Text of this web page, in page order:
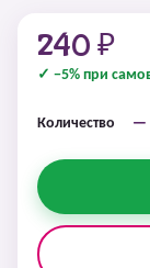
240 ₽
✓ −5% при
Количество −